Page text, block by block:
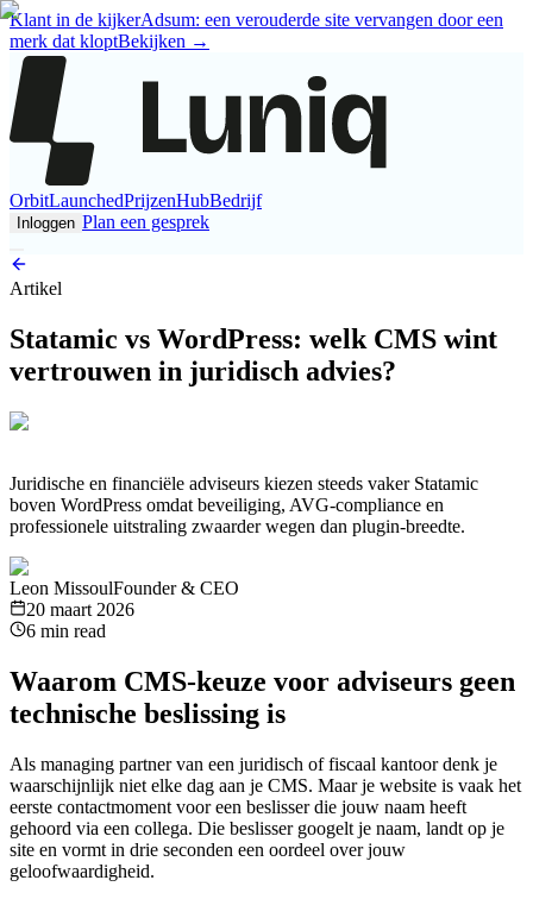
Klant in de kijkerAdsum: een verouderde site vervangen door een
merk dat kloptBekijken →
OrbitLaunchedPrijzenHubBedrijf
Inloggen Plan een gesprek
Artikel
Statamic vs WordPress: welk CMS wint
vertrouwen in juridisch advies?
Juridische en financiële adviseurs kiezen steeds vaker Statamic
boven WordPress omdat beveiliging, AVG-compliance en
professionele uitstraling zwaarder wegen dan plugin-breedte.
Leon MissoulFounder & CEO
20 maart 2026
6 min read
Waarom CMS-keuze voor adviseurs geen
technische beslissing is
Als managing partner van een juridisch of fiscaal kantoor denk je
waarschijnlijk niet elke dag aan je CMS. Maar je website is vaak het
eerste contactmoment voor een beslisser die jouw naam heeft
gehoord via een collega. Die beslisser googelt je naam, landt op je
site en vormt in drie seconden een oordeel over jouw
geloofwaardigheid.